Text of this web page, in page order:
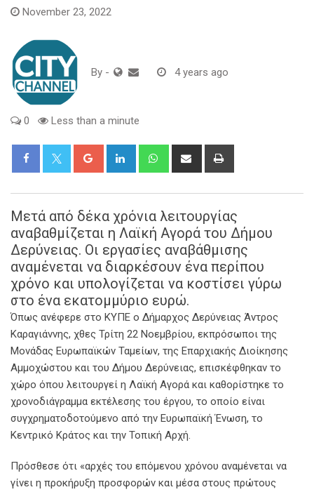
November 23, 2022
By - 4 years ago
0 Less than a minute
Google+ LinkedIn WhatsappShare
Μετά από δέκα χρόνια λειτουργίας
αναβαθμίζεται η Λαϊκή Αγορά του Δήμου
Δερύνειας. Οι εργασίες αναβάθμισης
αναμένεται να διαρκέσουν ένα περίπου
χρόνο και υπολογίζεται να κοστίσει γύρω
στο ένα εκατομμύριο ευρώ.
Όπως ανέφερε στο ΚΥΠΕ ο Δήμαρχος Δερύνειας Άντρος
Καραγιάννης, χθες Τρίτη 22 Νοεμβρίου, εκπρόσωποι της
Μονάδας Ευρωπαϊκών Ταμείων, της Επαρχιακής Διοίκησης
Αμμοχώστου και του Δήμου Δερύνειας, επισκέφθηκαν το
χώρο όπου λειτουργεί η Λαϊκή Αγορά και καθορίστηκε το
χρονοδιάγραμμα εκτέλεσης του έργου, το οποίο είναι
συγχρηματοδοτούμενο από την Ευρωπαϊκή Ένωση, το
Κεντρικό Κράτος και την Τοπική Αρχή.
Πρόσθεσε ότι «αρχές του επόμενου χρόνου αναμένεται να
γίνει η προκήρυξη προσφορών και μέσα στους πρώτους